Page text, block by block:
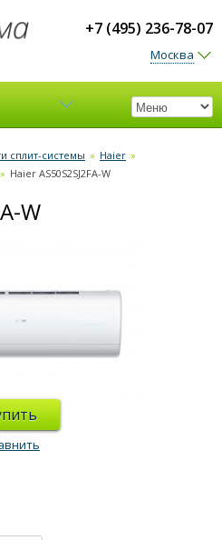
+7 (495) 236-78-07
Москва
сплит-системы » Haier »
» Haier AS50S2SJ2FA-W
W